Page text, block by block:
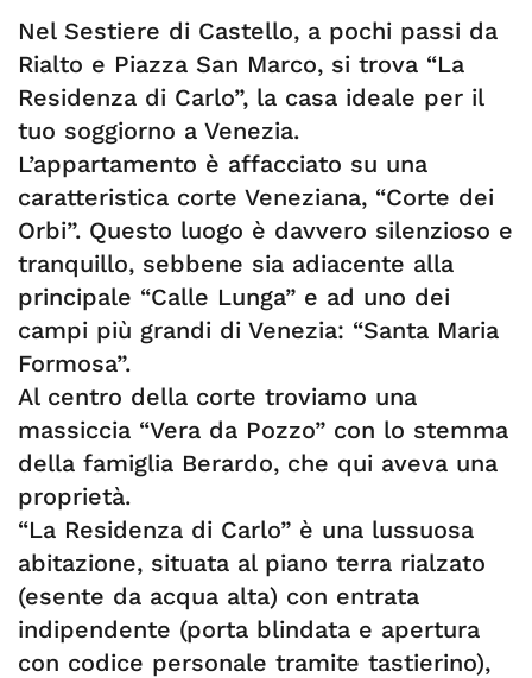
Nel Sestiere di Castello, a pochi passi da
Rialto e Piazza San Marco, si trova “La
Residenza di Carlo”, la casa ideale per il
tuo soggiorno a Venezia.
L’appartamento è affacciato su una
caratteristica corte Veneziana, “Corte dei
Orbi”. Questo luogo è davvero silenzioso e
tranquillo, sebbene sia adiacente alla
principale “Calle Lunga” e ad uno dei
campi più grandi di Venezia: “Santa Maria
Formosa”.
Al centro della corte troviamo una
massiccia “Vera da Pozzo” con lo stemma
della famiglia Berardo, che qui aveva una
proprietà.
“La Residenza di Carlo” è una lussuosa
abitazione, situata al piano terra rialzato
(esente da acqua alta) con entrata
indipendente (porta blindata e apertura
con codice personale tramite tastierino),